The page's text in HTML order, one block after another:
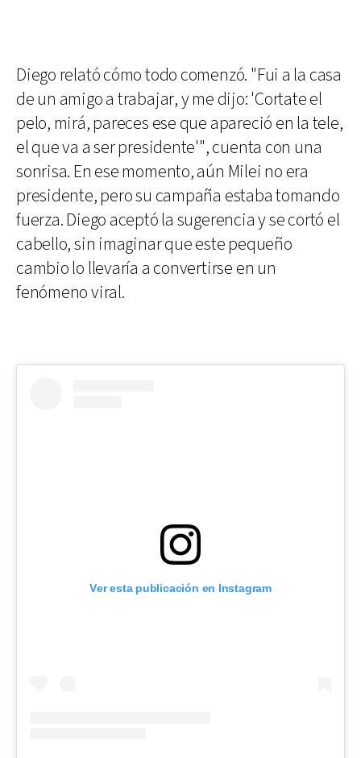
Diego relató cómo todo comenzó. "Fui a la casa
de un amigo a trabajar, y me dijo: 'Cortate el
pelo, mirá, pareces ese que apareció en la tele,
el que va a ser presidente'", cuenta con una
sonrisa. En ese momento, aún Milei no era
presidente, pero su campaña estaba tomando
fuerza. Diego aceptó la sugerencia y se cortó el
cabello, sin imaginar que este pequeño
cambio lo llevaría a convertirse en un
fenómeno viral.
Ver esta publicación en Instagram